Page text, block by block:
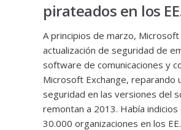
pirateados en los
A principios de marzo, Microsoft
actualización de seguridad de
software de comunicaciones y
Microsoft Exchange, reparando
seguridad en las versiones del
remontan a 2013. Había
30.000 organizaciones en los